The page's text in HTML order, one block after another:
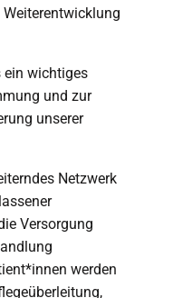
ein wichtiges
und zur
unserer
Netzwerk
Versorgung
werden